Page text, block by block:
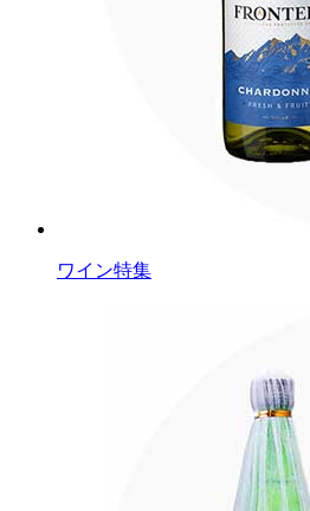
ワイン特集